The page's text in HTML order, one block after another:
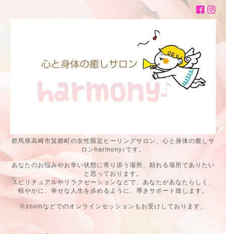
群馬県高崎市箕郷町の女性限定ヒーリングサロン、心と身体の癒しサ
ロンharmony♪です。
あなたのお悩みやお辛い状態に寄り添う場所、頼れる場所でありたい
と思っております。
スピリチュアルやリラクゼーションなどで、あなたがあなたらしく、
軽やかに、幸せな人生を歩めるように、導きサポート致します。
※zoomなどでのオンラインセッションもお受けしております、